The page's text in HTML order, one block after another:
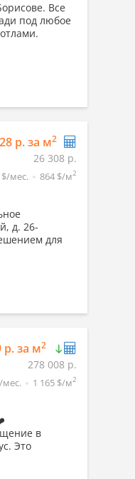
Все
под любое
р. за м2
26 308 р.
$/мес. 864 $/м2
д. 26-
для
р. за м2
278 008 р.
мес. 1 165 $/м2
в
Это